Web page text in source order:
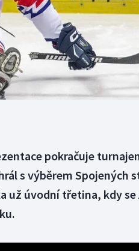
Plážový volejbal
pokračuje
s výběrem Spojených
už úvodní třetina, kdy se